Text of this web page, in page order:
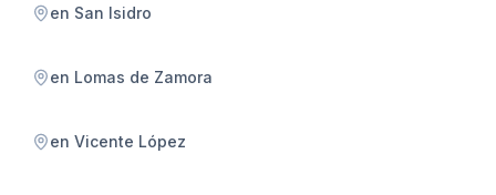
en San Isidro
en Lomas de Zamora
en Vicente López